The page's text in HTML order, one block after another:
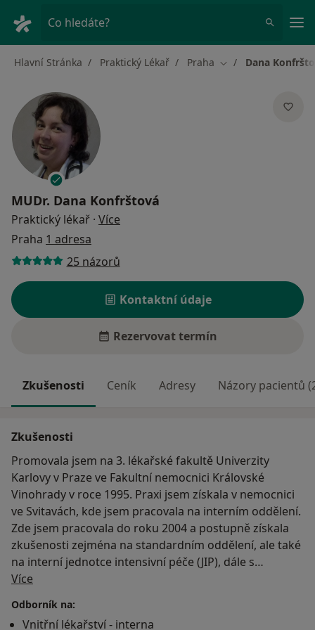
Co hledáte?
Hlavní Stránka Praktický Lékař Praha Změna města
Dana
MUDr. Dana Konfrštová
Praktický lékař · Více
Praha 1 adresa
25 názorů
Kontaktní údaje
Rezervovat termín
Zkušenosti Ceník Adresy Názory pacientů
Zkušenosti
Promovala jsem na 3. lékařské fakultě Univerzity
Karlovy v Praze ve Fakultní nemocnici Královské
Vinohrady v roce 1995. Praxi jsem získala v nemocnici
ve Svitavách, kde jsem pracovala na interním oddělení.
Zde jsem pracovala do roku 2004 a postupně získala
zkušenosti zejména na standardním oddělení, ale také
na interní jednotce intensivní péče (JIP), dále s
konziliární činností v jiných klinických oborech, včetně
předoperačních vyšetření a pooperační péče, a také s
ambulantní kardiologickou a diabetologickou péčí. V
Více
Odborník na:
Vnitřní lékařství - interna